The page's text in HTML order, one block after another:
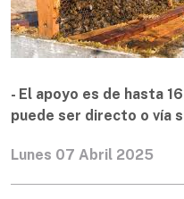
- El apoyo es de hasta
puede ser directo o vía
Lunes 07 Abril 2025